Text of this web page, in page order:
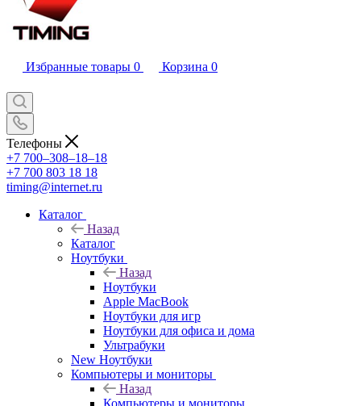
Избранные товары 0 Корзина 0
Телефоны
+7 700‒308‒18‒18
+7 700 803 18 18
timing@internet.ru
Каталог
Назад
Каталог
Ноутбуки
Назад
Ноутбуки
Apple MacBook
Ноутбуки для игр
Ноутбуки для офиса и дома
Ультрабуки
New Ноутбуки
Компьютеры и мониторы
Назад
Компьютеры и мониторы